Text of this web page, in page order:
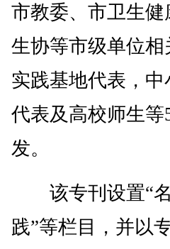
市教委、市卫生
生协等市级单位
实践基地代表，
代表及高校师生
发。
该专刊设置“名
践”等栏目，并以